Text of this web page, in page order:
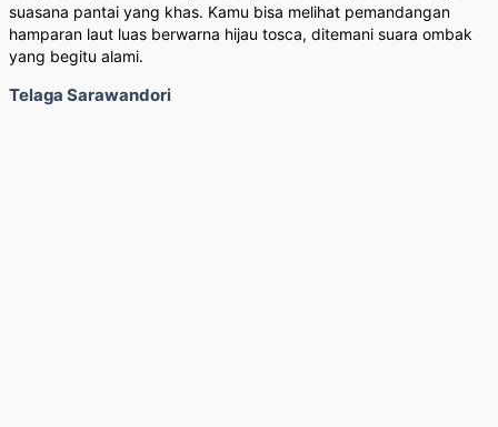
suasana pantai yang khas. Kamu bisa melihat pemandangan
hamparan laut luas berwarna hijau tosca, ditemani suara ombak
yang begitu alami.
Telaga Sarawandori